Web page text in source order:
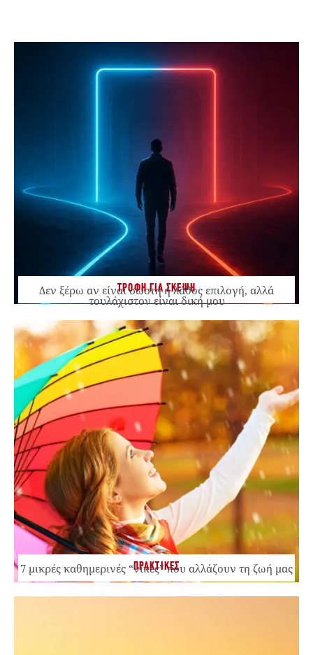
ΤΡΟΦΗ ΓΙΑ ΣΚΕΨΗ
Δεν ξέρω αν είναι σωστή ή λάθος επιλογή, αλλά
τουλάχιστον είναι δική μου
ΠΡΑΚΤΙΚΕΣ
7 μικρές καθημερινές “νίκες” που αλλάζουν τη ζωή μας